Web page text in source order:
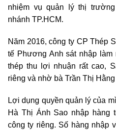
nhiệm vụ quản lý thị
nhánh TP.HCM.
Năm 2016, công ty CP Thép
tế Phương Anh sát nhập làm
thép thu lợi nhuận rất cao,
riêng và nhờ bà Trần Thị
Lợi dụng quyền quản lý của
Hà Thị Ánh Sao nhập hàng
công ty riêng. Số hàng nhập